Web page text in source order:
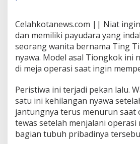
M
o
d
e
n
t
i
k
T
e
Celahkotanews.com || Niat
dan memiliki payudara yang
seorang wanita bernama Ting
nyawa. Model asal Tiongkok ini
di meja operasi saat ingin
Peristiwa ini terjadi pekan lalu.
satu ini kehilangan nyawa
jantungnya terus menurun saat
tewas setelah menjalani operasi
bagian tubuh pribadinya